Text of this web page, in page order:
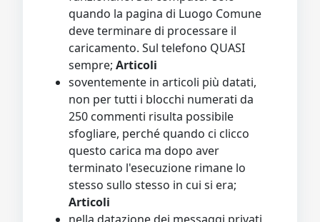
quando la pagina di Luogo Comune
deve terminare di processare il
caricamento. Sul telefono QUASI
sempre; Articoli
soventemente in articoli più datati,
non per tutti i blocchi numerati da
250 commenti risulta possibile
sfogliare, perché quando ci clicco
questo carica ma dopo aver
terminato l'esecuzione rimane lo
stesso sullo stesso in cui si era;
Articoli